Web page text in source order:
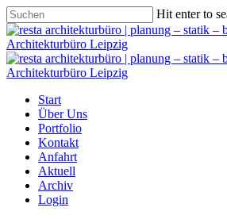
Hit enter to
Start
Über Uns
Portfolio
Kontakt
Anfahrt
Aktuell
Archiv
Login